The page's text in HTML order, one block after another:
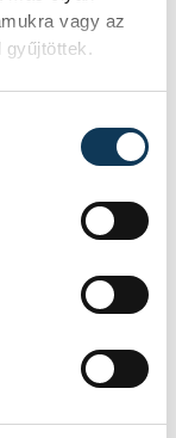
vagy az
gyűjtöttek.
a